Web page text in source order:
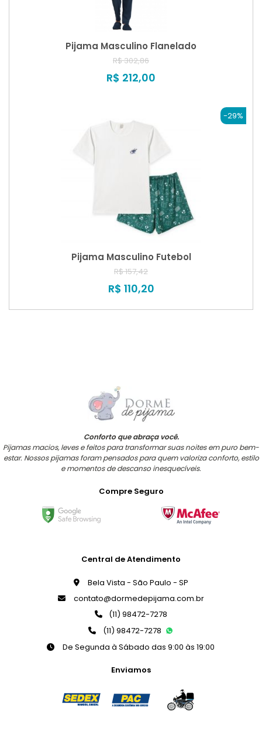
Pijama Masculino Flanelado
R$ 302,86
R$ 212,00
-29%
Pijama Masculino Futebol
R$ 157,42
R$ 110,20
Conforto que abraça você.
Pijamas macios, leves e feitos para transformar suas noites em puro bem-
estar. Nossos pijamas foram pensados para quem valoriza conforto, estilo
e momentos de descanso inesquecíveis.
Compre Seguro
Central de Atendimento
Bela Vista - São Paulo - SP
contato@dormedepijama.com.br
(11) 98472-7278
(11) 98472-7278
De Segunda à Sábado das 9:00 às 19:00
Enviamos